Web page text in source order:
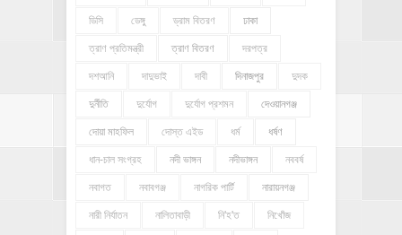
ডিসি ডেঙ্গু ড্রাম বিতরণ ঢাকা
ত্রাণ প্রতিমন্ত্রী ত্রাণ বিতরণ দরপত্র
দশআনি দাদুভাই দাবী দিনাজপুর দুদক
দুর্নীতি দুর্যোগ দুর্যোগ প্রশমন দেওয়ানগঞ্জ
দোয়া মাহফিল দোস্ত এইড ধর্ম ধর্ষণ
ধান-চাল সংগ্রহ নদী ভাঙ্গন নদীভাঙ্গন নববর্ষ
নবাগত নবাবগঞ্জ নাগরিক পার্টি নারায়নগঞ্জ
নারী নির্যাতন নালিতাবাড়ী নি'হ'ত নিখোঁজ